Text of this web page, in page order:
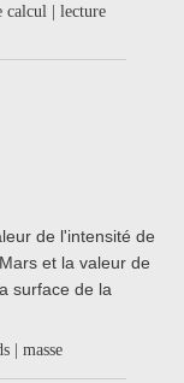
calcul | lecture
de l'intensité de
et la valeur de
surface de la
| masse